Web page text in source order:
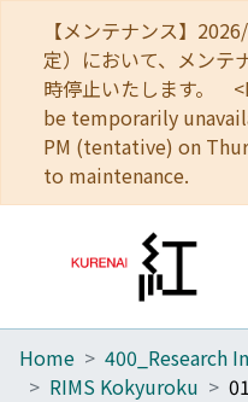
【メンテナンス】
定）において、メンテ
時停止いたします。
be temporarily
PM (tentative) on
to maintenance.
Home
Home
RIMS Kokyuroku